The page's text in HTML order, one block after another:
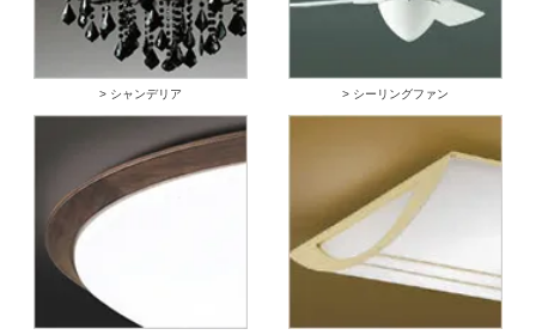
> シャンデリア > シーリングファン